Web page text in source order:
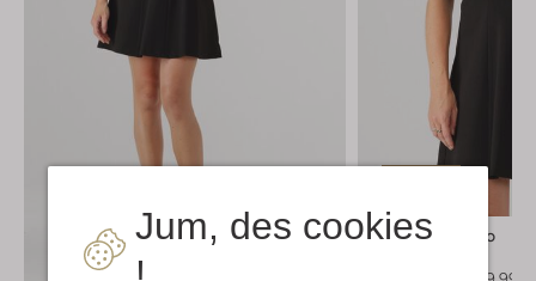
Jum, des cookies
Découvrez le look
Twinset Milano